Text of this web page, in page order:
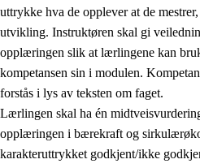
uttrykke hva de opplever at de
utvikling. Instruktøren skal gi
opplæringen slik at lærlingene kan
kompetansen sin i modulen.
forstås i lys av teksten om faget.
Lærlingen skal ha én
opplæringen i bærekraft og
karakteruttrykket godkjent/ikke